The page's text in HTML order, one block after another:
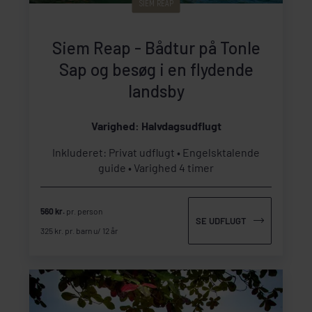
SIEM REAP
Siem Reap - Bådtur på Tonle
Sap og besøg i en flydende
landsby
Varighed: Halvdagsudflugt
Inkluderet: Privat udflugt
Engelsktalende
guide
Varighed 4 timer
560 kr. pr. person
325 kr. pr. barn u/ 12 år
SE UDFLUGT